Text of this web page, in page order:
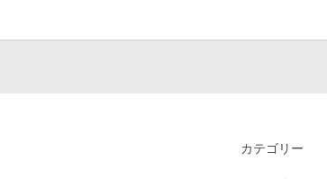
カテゴリー